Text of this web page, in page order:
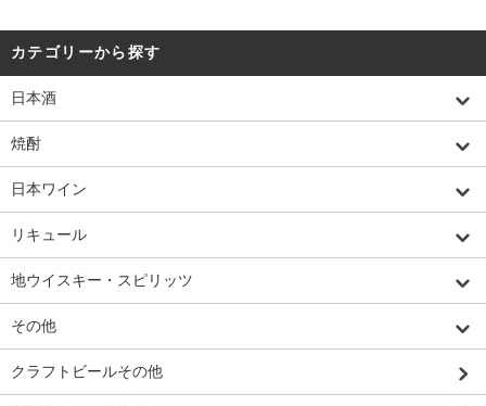
カテゴリーから探す
日本酒
焼酎
日本ワイン
リキュール
地ウイスキー・スピリッツ
その他
クラフトビールその他